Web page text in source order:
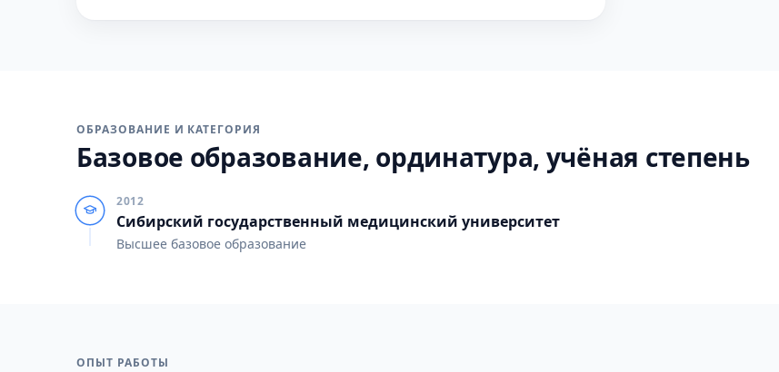
ОБРАЗОВАНИЕ И КАТЕГОРИЯ
Базовое образование, ординатура, учёная степень
2012
Сибирский государственный медицинский университет
Высшее базовое образование
ОПЫТ РАБОТЫ